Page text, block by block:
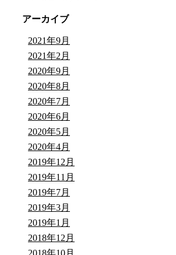
アーカイブ
2021年9月
2021年2月
2020年9月
2020年8月
2020年7月
2020年6月
2020年5月
2020年4月
2019年12月
2019年11月
2019年7月
2019年3月
2019年1月
2018年12月